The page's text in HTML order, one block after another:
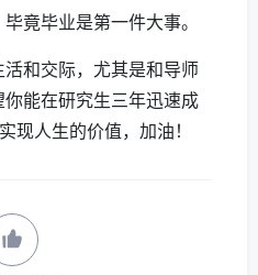
竟毕业是第一件大事。
和交际，尤其是和导师
能在研究生三年迅速成
现人生的价值，加油！